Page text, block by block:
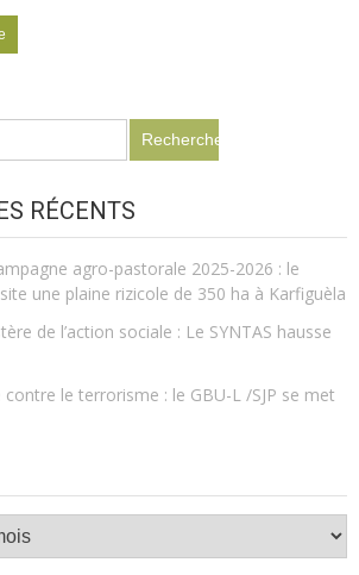
RÉCENTS
agro-pastorale 2025-2026 : le
une plaine rizicole de 350 ha à Karfiguèla
de l’action sociale : Le SYNTAS hausse
contre le terrorisme : le GBU-L /SJP se met